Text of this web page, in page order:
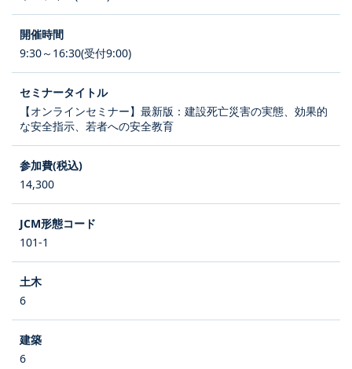
9:30～16:30(受付9:00)
【オンラインセミナー】最新版：建設死亡災害の実態、効果的
な安全指示、若者への安全教育
14,300
101-1
6
6